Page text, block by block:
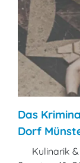
Das
Dorf
Kulinarik